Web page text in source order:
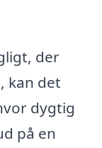
der
kan det
dygtig
på en